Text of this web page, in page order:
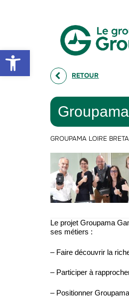
Open toolbar
RETOUR
GROUPAMA LOIRE
Le projet Groupama
ses métiers :
– Faire découvrir la
– Participer à
– Positionner